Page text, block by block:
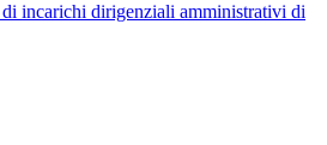
incarichi dirigenziali amministrativi di